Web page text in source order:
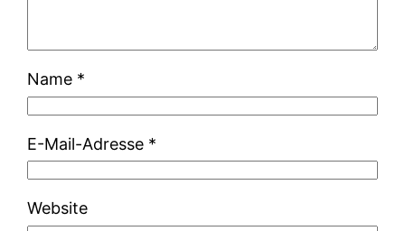
Name *
E-Mail-Adresse *
Website